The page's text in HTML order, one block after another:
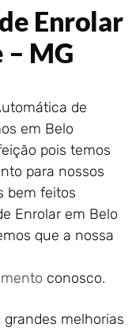
Garagem de
Petrópolis – RJ
Garagem de
Paraty – RJ
Nova Iguaçu – RJ
Garagem de
em Nova Friburgo –
Enrolar
MG
de
em Belo
pois temos
para nossos
bem feitos
Enrolar em Belo
que a nossa
conosco.
melhorias